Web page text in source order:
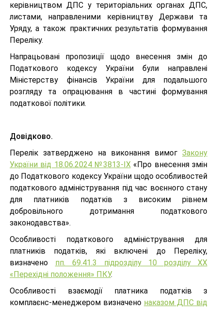
керівництвом ДПС у територіальних органах ДПС,
листами, направленими керівництву Держави та
Уряду, а також практичних результатів формування
Переліку.
Напрацьовані пропозиції щодо внесення змін до
Податкового кодексу України були направлені
Міністерству фінансів України для подальшого
розгляду та опрацювання в частині формування
податкової політики.
Довідково.
Перелік затверджено на виконання вимог Закону
України від 18.06.2024 №3813-IX«Про внесення змін
до Податкового кодексу України щодо особливостей
податкового адміністрування під час воєнного стану
для платників податків з високим рівнем
добровільного дотримання податкового
законодавства».
Особливості податкового адміністрування для
платників податків, які включені до Переліку,
визначено пп. 69.41.3 підрозділу 10 розділу XX
«Перехідні положення» ПКУ.
Особливості взаємодії платника податків з
комплаєнс-менеджером визначено наказом ДПС від